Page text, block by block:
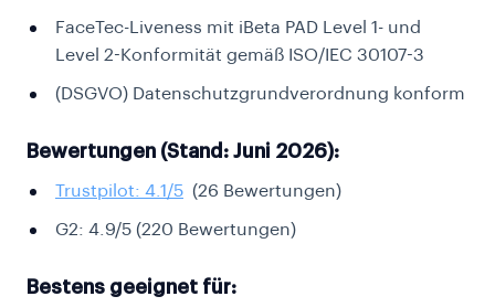
FaceTec-Liveness mit iBeta PAD Level 1- und
Level 2-Konformität gemäß ISO/IEC 30107-3
(DSGVO) Datenschutzgrundverordnung konform
Bewertungen (Stand: Juni 2026):
Trustpilot: 4.1/5 (26 Bewertungen)
G2: 4.9/5 (220 Bewertungen)
Bestens geeignet für: